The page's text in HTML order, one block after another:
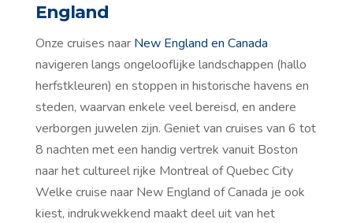
England
Onze cruises naar New England en Canada
navigeren langs ongelooflijke landschappen (hallo
herfstkleuren) en stoppen in historische havens en
steden, waarvan enkele veel bereisd, en andere
verborgen juwelen zijn. Geniet van cruises van 6 tot
8 nachten met een handig vertrek vanuit Boston
naar het cultureel rijke Montreal of Quebec City
Welke cruise naar New England of Canada je ook
kiest, indrukwekkend maakt deel uit van het